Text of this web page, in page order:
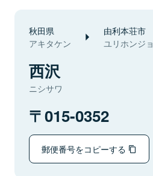
秋田県
アキタケン
由利本荘市
ユリホンジ
西沢
ニシサワ
015-0352
郵便番号をコピーする